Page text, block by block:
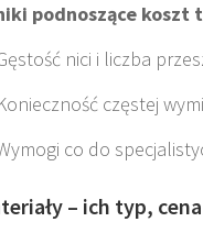
podnoszące koszt
nici i liczba
częstej
co do
– ich typ,